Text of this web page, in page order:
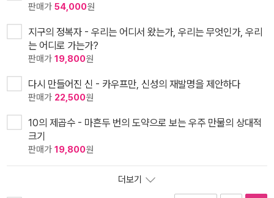
판매가 54,000원
지구의 정복자 - 우리는 어디서 왔는가, 우리는 무엇인가, 우리
는 어디로 가는가?
판매가 19,800원
다시 만들어진 신 - 카우프만, 신성의 재발명을 제안하다
판매가 22,500원
10의 제곱수 - 마흔두 번의 도약으로 보는 우주 만물의 상대적
크기
판매가 19,800원
더보기